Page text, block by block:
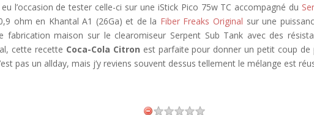
l’occasion de tester celle-ci sur une iStick Pico 75w TC accompagné du
ohm en Khantal A1 (26Ga) et de la Fiber Freaks Original sur une
fabrication maison sur le clearomiseur Serpent Sub Tank avec des
cette recette Coca-Cola Citron est parfaite pour donner un petit coup de
pas un allday, mais j’y reviens souvent dessus tellement le mélange est